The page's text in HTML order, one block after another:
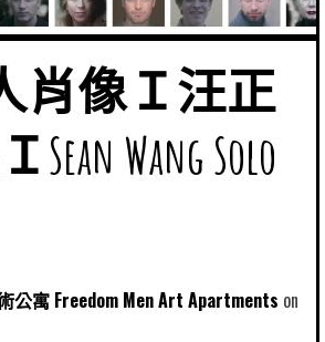
肖像Ｉ汪正
Wang Solo
公寓 Freedom Men Art Apartments